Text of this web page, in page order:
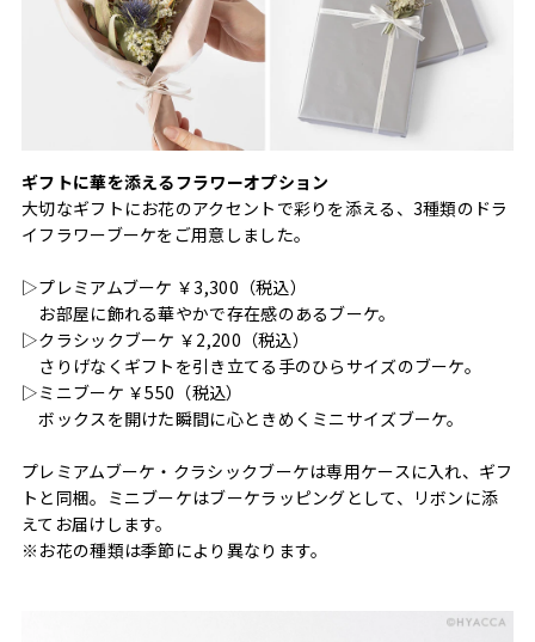
ギフトに華を添えるフラワーオプション
大切なギフトにお花のアクセントで彩りを添える、3種類のドラ
イフラワーブーケをご用意しました。
▷プレミアムブーケ ￥3,300（税込）
お部屋に飾れる華やかで存在感のあるブーケ。
▷クラシックブーケ ￥2,200（税込）
さりげなくギフトを引き立てる手のひらサイズのブーケ。
▷ミニブーケ ￥550（税込）
ボックスを開けた瞬間に心ときめくミニサイズブーケ。
プレミアムブーケ・クラシックブーケは専用ケースに入れ、ギフ
トと同梱。ミニブーケはブーケラッピングとして、リボンに添
えてお届けします。
※お花の種類は季節により異なります。